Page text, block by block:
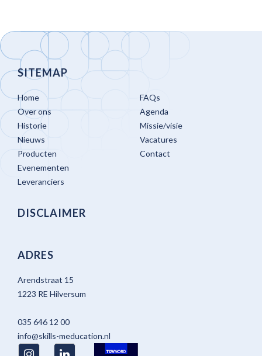
SITEMAP
Home
Over ons
Historie
Nieuws
Producten
Evenementen
Leveranciers
FAQs
Agenda
Missie/visie
Vacatures
Contact
DISCLAIMER
ADRES
Arendstraat 15
1223 RE Hilversum
035 646 12 00
info@skills-meducation.nl